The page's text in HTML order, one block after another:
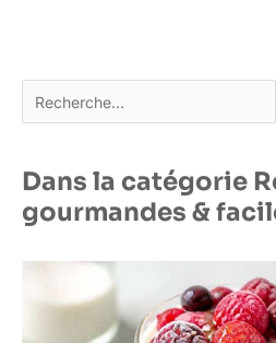
Rechercher
Dans la catégorie
gourmandes &